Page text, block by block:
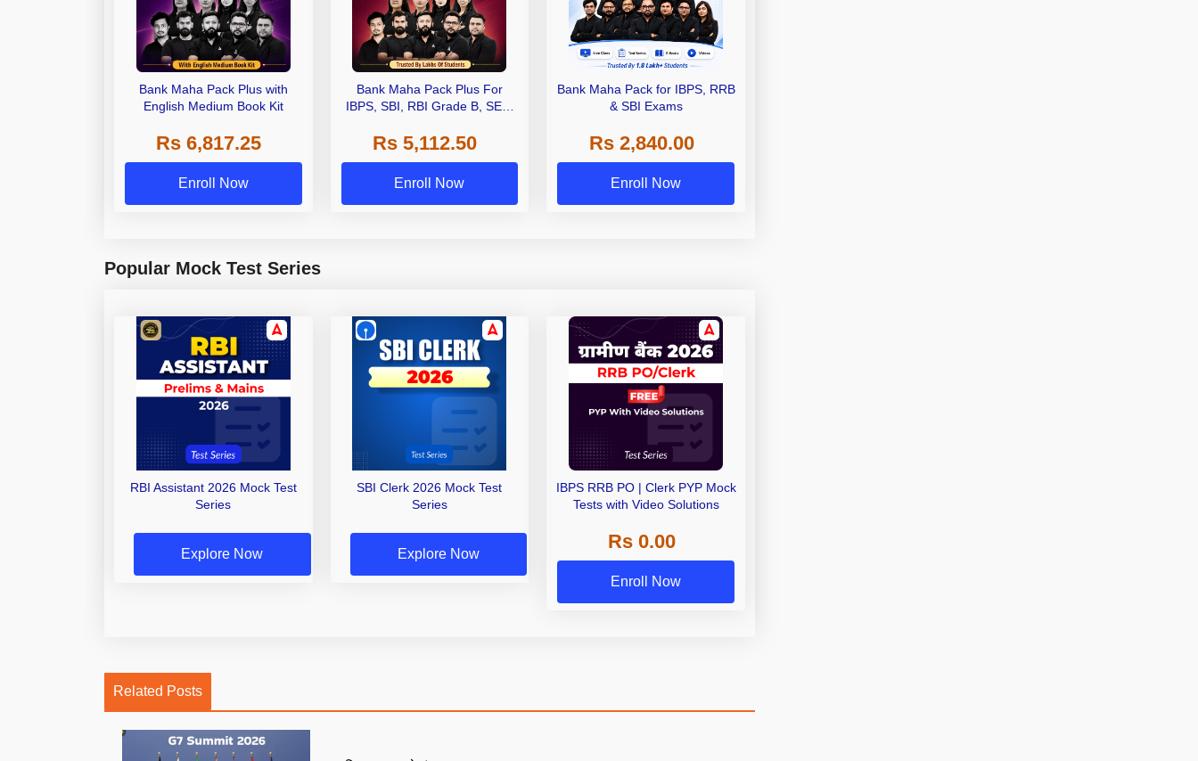
Bank Maha Pack Plus with
English Medium Book Kit
Rs 6,817.25
Enroll Now
Bank Maha Pack Plus For
IBPS, SBI, RBI Grade B, SEBI
Other Grade A & Grade B Bank
Exams
Rs 5,112.50
Enroll Now
Bank Maha Pack for IBPS, RRB
& SBI Exams
Rs 2,840.00
Enroll Now
Popular Mock Test Series
RBI Assistant 2026 Mock Test
Series
Explore Now
SBI Clerk 2026 Mock Test
Series
Explore Now
IBPS RRB PO | Clerk PYP Mock
Tests with Video Solutions
Rs 0.00
Enroll Now
Related Posts